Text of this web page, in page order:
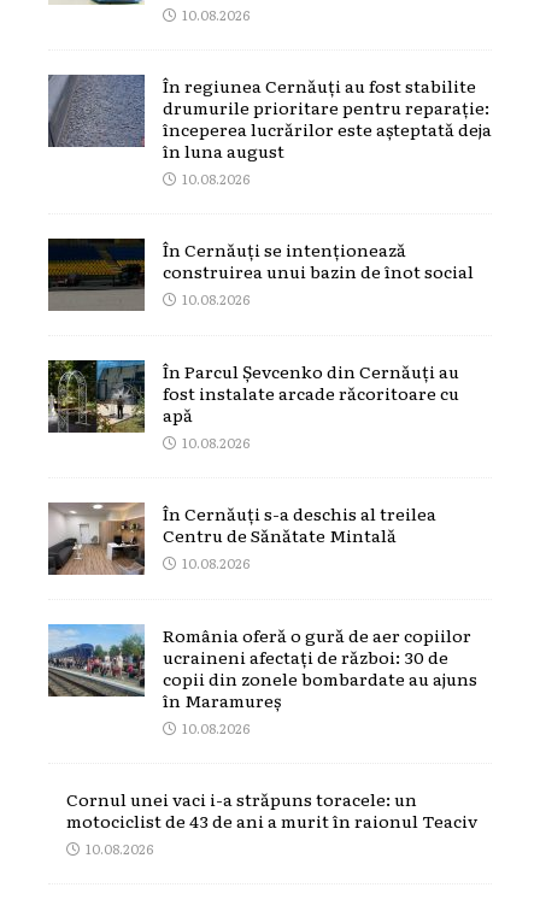
10.08.2026
În regiunea Cernăuți au fost stabilite
drumurile prioritare pentru reparație:
începerea lucrărilor este așteptată deja
în luna august
10.08.2026
În Cernăuți se intenționează
construirea unui bazin de înot social
10.08.2026
În Parcul Șevcenko din Cernăuți au
fost instalate arcade răcoritoare cu
apă
10.08.2026
În Cernăuți s-a deschis al treilea
Centru de Sănătate Mintală
10.08.2026
România oferă o gură de aer copiilor
ucraineni afectați de război: 30 de
copii din zonele bombardate au ajuns
în Maramureș
10.08.2026
Cornul unei vaci i-a străpuns toracele: un
motociclist de 43 de ani a murit în raionul Teaciv
10.08.2026